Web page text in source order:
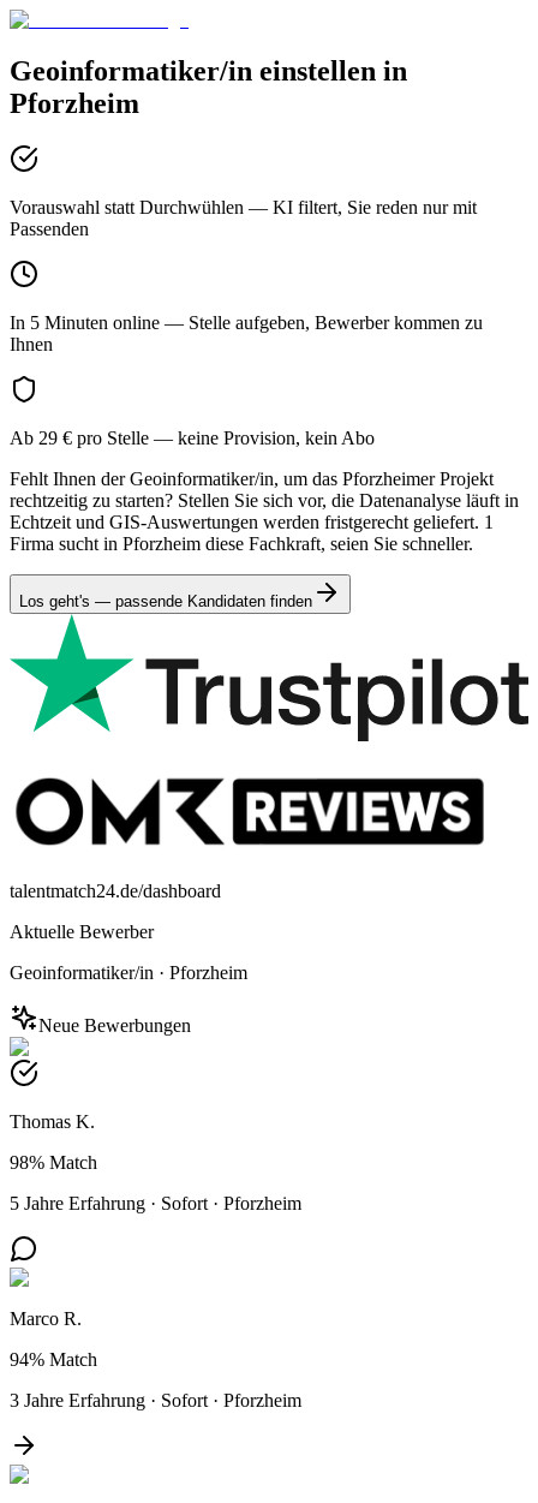
Geoinformatiker/in einstellen in
Pforzheim
Vorauswahl statt Durchwühlen — KI filtert, Sie reden nur mit
Passenden
In 5 Minuten online — Stelle aufgeben, Bewerber kommen zu
Ihnen
Ab 29 € pro Stelle — keine Provision, kein Abo
Fehlt Ihnen der Geoinformatiker/in, um das Pforzheimer Projekt
rechtzeitig zu starten? Stellen Sie sich vor, die Datenanalyse läuft in
Echtzeit und GIS-Auswertungen werden fristgerecht geliefert. 1
Firma sucht in Pforzheim diese Fachkraft, seien Sie schneller.
Los geht's — passende Kandidaten finden
talentmatch24.de/dashboard
Aktuelle Bewerber
Geoinformatiker/in · Pforzheim
Neue Bewerbungen
Thomas K.
98% Match
5 Jahre Erfahrung · Sofort · Pforzheim
Marco R.
94% Match
3 Jahre Erfahrung · Sofort · Pforzheim